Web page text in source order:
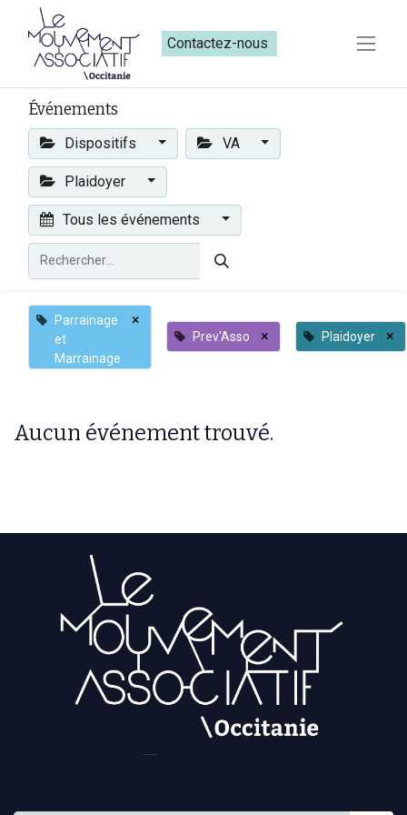
Contactez-nous​​
Événements
Dispositifs VA
Plaidoyer
Tous les événements
Parrainage
et
Marrainage
×
Prev'Asso × Plaidoyer ×
Aucun événement trouvé.